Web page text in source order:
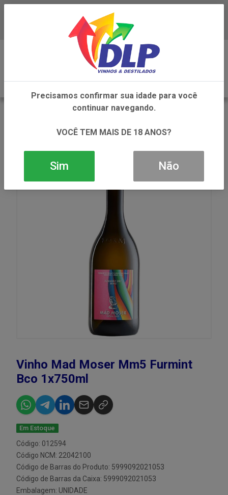
Baixe já o APP da DLP Vinhos
Vinho Mad Moser Mm5 Furmint
Bco 1x750ml
Em Estoque
Código: 012594
Código NCM: 22042100
Código de Barras do Produto: 5999092021053
Código de Barras da Caixa: 5999092021053
Embalagem: UNIDADE
Precisamos confirmar sua idade para você
continuar navegando.
VOCÊ TEM MAIS DE 18 ANOS?
Sim Não